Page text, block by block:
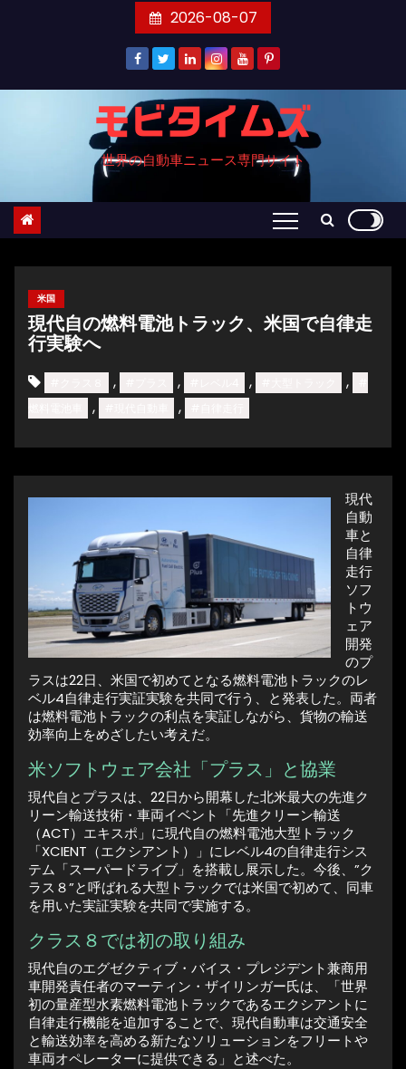
ン
プ
2026-08-07
モビタイムズ
世界の自動車ニュース専門サイト
米国
現代自の燃料電池トラック、米国で自律走
行実験へ
, , , ,
, ,
現代
自動
車と
自律
走行
ソフ
トウ
ェア
開発
のプ
ラスは22日、米国で初めてとなる燃料電池トラックのレ
ベル4自律走行実証実験を共同で行う、と発表した。両者
は燃料電池トラックの利点を実証しながら、貨物の輸送
効率向上をめざしたい考えだ。
米ソフトウェア会社「プラス」と協業
現代自とプラスは、22日から開幕した北米最大の先進ク
リーン輸送技術・車両イベント「先進クリーン輸送
（ACT）エキスポ」に現代自の燃料電池大型トラック
「XCIENT（エクシアント）」にレベル4の自律走行シス
テム「スーパードライブ」を搭載し展示した。今後、”ク
ラス８”と呼ばれる大型トラックでは米国で初めて、同車
を用いた実証実験を共同で実施する。
クラス８では初の取り組み
現代自のエグゼクティブ・バイス・プレジデント兼商用
車開発責任者のマーティン・ザイリンガー氏は、「世界
初の量産型水素燃料電池トラックであるエクシアントに
自律走行機能を追加することで、現代自動車は交通安全
と輸送効率を高める新たなソリューションをフリートや
車両オペレーターに提供できる」と述べた。